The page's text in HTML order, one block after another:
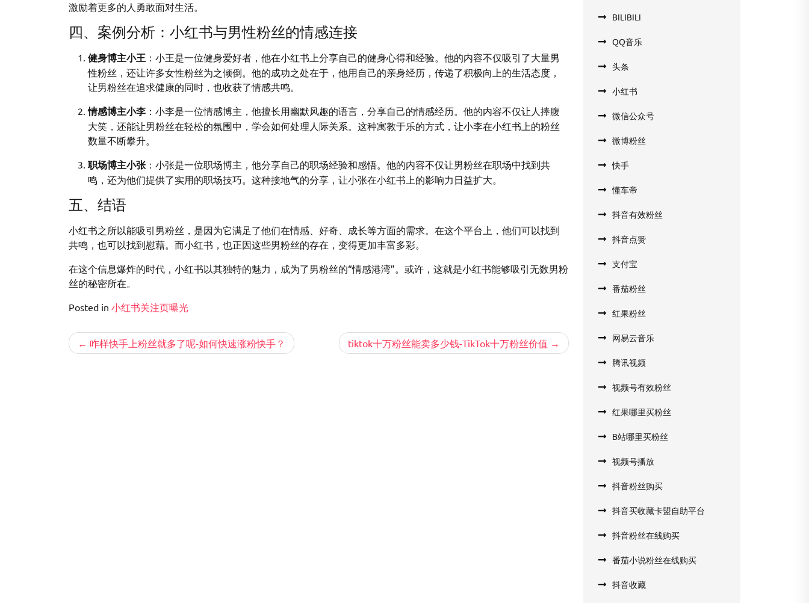
激励着更多的人勇敢面对生活。
四、案例分析：小红书与男性粉丝的情感连接
健身博主小王 ：小王是一位健身爱好者，他在小红书上分享自己的健身心得和经验。他的内容不仅吸引了大量男
性粉丝，还让许多女性粉丝为之倾倒。他的成功之处在于，他用自己的亲身经历，传递了积极向上的生活态度，
让男粉丝在追求健康的同时，也收获了情感共鸣。
情感博主小李 ：小李是一位情感博主，他擅长用幽默风趣的语言，分享自己的情感经历。他的内容不仅让人捧腹
大笑，还能让男粉丝在轻松的氛围中，学会如何处理人际关系。这种寓教于乐的方式，让小李在小红书上的粉丝
数量不断攀升。
职场博主小张 ：小张是一位职场博主，他分享自己的职场经验和感悟。他的内容不仅让男粉丝在职场中找到共
鸣，还为他们提供了实用的职场技巧。这种接地气的分享，让小张在小红书上的影响力日益扩大。
五、结语
小红书之所以能吸引男粉丝，是因为它满足了他们在情感、好奇、成长等方面的需求。在这个平台上，他们可以找到
共鸣，也可以找到慰藉。而小红书，也正因这些男粉丝的存在，变得更加丰富多彩。
在这个信息爆炸的时代，小红书以其独特的魅力，成为了男粉丝的“情感港湾”。或许，这就是小红书能够吸引无数男粉
丝的秘密所在。
Posted in 小红书关注页曝光
文 咋样快手上粉丝就多了呢-如何快速涨粉快手？ tiktok十万粉丝能卖多少钱-TikTok十万粉丝价值
BILIBILI
QQ音乐
头条
小红书
微信公众号
微博粉丝
快手
懂车帝
抖音有效粉丝
抖音点赞
支付宝
番茄粉丝
红果粉丝
网易云音乐
腾讯视频
视频号有效粉丝
红果哪里买粉丝
B站哪里买粉丝
视频号播放
抖音粉丝购买
抖音买收藏卡盟自助平台
抖音粉丝在线购买
番茄小说粉丝在线购买
抖音收藏